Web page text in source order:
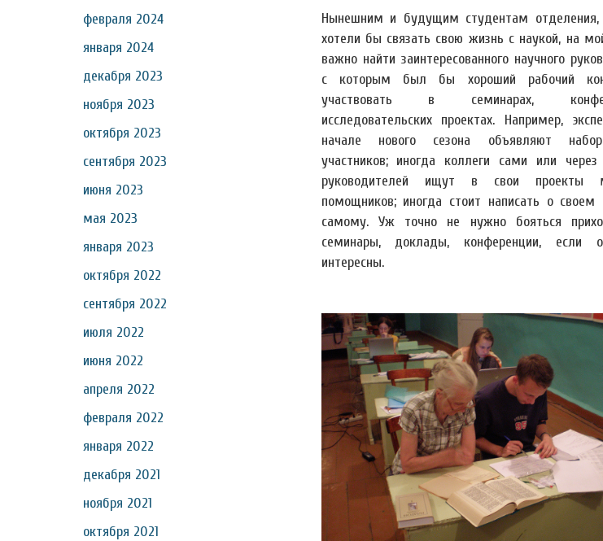
февраля 2024
января 2024
декабря 2023
ноября 2023
октября 2023
сентября 2023
июня 2023
мая 2023
января 2023
октября 2022
сентября 2022
июля 2022
июня 2022
апреля 2022
февраля 2022
января 2022
декабря 2021
ноября 2021
октября 2021
Нынешним и будущим студентам отделения,
хотели бы связать свою жизнь с наукой, на
важно найти заинтересованного научного
с которым был бы хороший рабочий
участвовать в семинарах,
исследовательских проектах. Например,
начале нового сезона объявляют
участников; иногда коллеги сами или через
руководителей ищут в свои проекты
помощников; иногда стоит написать о своем
самому. Уж точно не нужно бояться
семинары, доклады, конференции, если
интересны.